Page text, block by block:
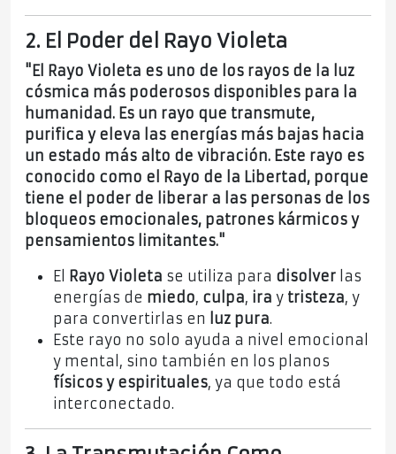
2. El Poder del Rayo Violeta
"El Rayo Violeta es uno de los rayos de la luz
cósmica más poderosos disponibles para la
humanidad. Es un rayo que transmute,
purifica y eleva las energías más bajas hacia
un estado más alto de vibración. Este rayo es
conocido como el Rayo de la Libertad, porque
tiene el poder de liberar a las personas de los
bloqueos emocionales, patrones kármicos y
pensamientos limitantes."
El Rayo Violeta se utiliza para disolver las
energías de miedo, culpa, ira y tristeza, y
para convertirlas en luz pura.
Este rayo no solo ayuda a nivel emocional
y mental, sino también en los planos
físicos y espirituales, ya que todo está
interconectado.